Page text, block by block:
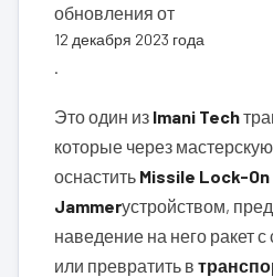
обновления от
12 декабря 2023 года
.
Это один из Imani Tech
которые через
оснастить Missile Lock-On
Jammerустройством,
наведение на него ракет
или превратить в